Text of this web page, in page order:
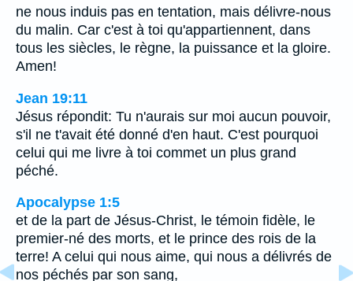
ne nous induis pas en tentation, mais délivre-nous
du malin. Car c'est à toi qu'appartiennent, dans
tous les siècles, le règne, la puissance et la gloire.
Amen!
Jean 19:11
Jésus répondit: Tu n'aurais sur moi aucun pouvoir,
s'il ne t'avait été donné d'en haut. C'est pourquoi
celui qui me livre à toi commet un plus grand
péché.
Apocalypse 1:5
et de la part de Jésus-Christ, le témoin fidèle, le
premier-né des morts, et le prince des rois de la
terre! A celui qui nous aime, qui nous a délivrés de
nos péchés par son sang,